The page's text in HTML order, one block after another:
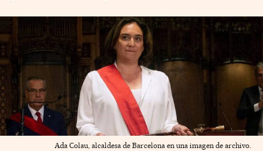
Ada Colau, alcaldesa de Barcelona en una imagen de archivo.